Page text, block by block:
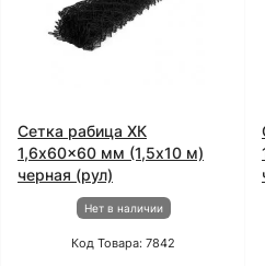
Сетка рабица ХК
1,6x60x60 мм (1,5x10 м)
черная (рул)
Нет в наличии
Код Товара: 7842